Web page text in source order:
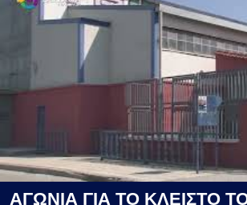
ΑΓΩΝΙΑ ΓΙΑ ΤΟ ΚΛΕΙΣΤΟ